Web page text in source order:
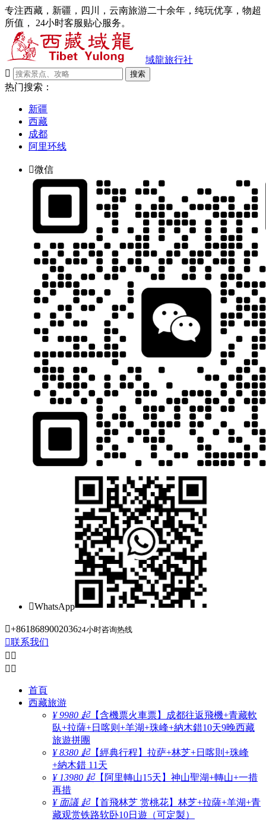
专注西藏，新疆，四川，云南旅游二十余年，纯玩优享，物超
所值， 24小时客服贴心服务。
域龍旅行社

搜索
热门搜索：
新疆
西藏
成都
阿里环线
微信
WhatsApp
+861868900203624小时咨询热线
联系我们
 
 
首頁
西藏旅游
¥ 9980 起【含機票火車票】成都往返飛機+青藏軟
臥+拉薩+日喀则+羊湖+珠峰+納木錯10天9晚西藏
旅遊拼團
¥ 8380 起【經典行程】拉萨+林芝+日喀則+珠峰
+納木錯 11天
¥ 13980 起【阿里轉山15天】神山聖湖+轉山+一措
再措
¥ 面議 起【首飛林芝 赏桃花】林芝+拉薩+羊湖+青
藏观赏铁路软卧10日遊（可定製）